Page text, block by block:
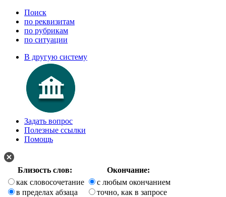
Поиск
по реквизитам
по рубрикам
по ситуации
В другую систему
Задать вопрос
Полезные ссылки
Помощь
Близость слов:
Окончание:
как словосочетание
в пределах абзаца
с любым окончанием
точно, как в запросе